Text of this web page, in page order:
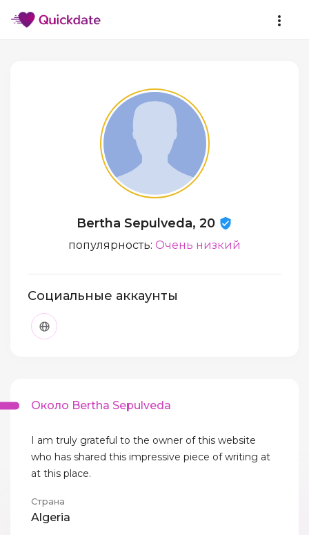
Bertha Sepulveda, 20
популярность: Очень низкий
Социальные аккаунты
Около Bertha Sepulveda
I am truly grateful to the owner of this website
who has shared this impressive piece of writing at
at this place.
Страна
Algeria